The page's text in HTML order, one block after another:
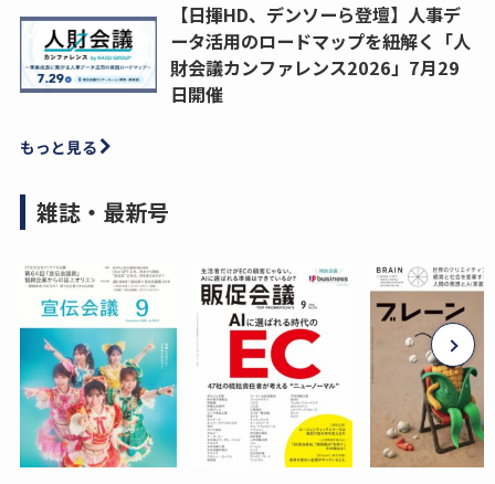
【日揮HD、デンソーら登壇】人事デ
ータ活用のロードマップを紐解く「人
財会議カンファレンス2026」7月29
日開催
もっと見る
雑誌・最新号